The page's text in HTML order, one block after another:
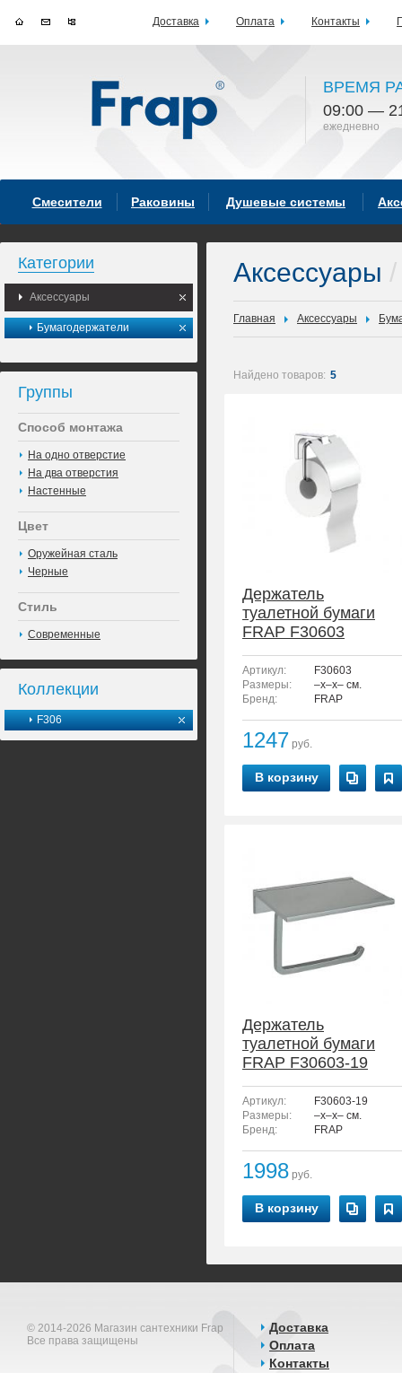
ВРЕМЯ
09:00 —
ежедневно
Смесители Раковины Душевые системы
Категории
Аксессуары
Бумагодержатели
Группы
Способ монтажа
На одно отверстие
На два отверстия
Настенные
Цвет
Оружейная сталь
Черные
Стиль
Современные
Коллекции
F306
Аксессуары /
Главная Аксессуары
Найдено товаров: 5
Держатель
туалетной бумаги
FRAP F30603
Артикул:
F30603
Размеры:
–x–x– см.
Бренд:
FRAP
1247 руб.
В корзину
Держатель
туалетной бумаги
FRAP F30603-19
Артикул:
F30603-19
Размеры:
–x–x– см.
Бренд:
FRAP
1998 руб.
В корзину
© 2014-2026 Магазин сантехники Frap
Все права защищены
Доставка
Оплата
Контакты
Доставка Оплата Контакты